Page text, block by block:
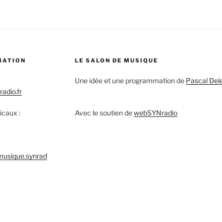
:
LE SALON DE MUSIQUE
Une idée et une programmation de Pascal
Avec le soutien dewebSYNradio